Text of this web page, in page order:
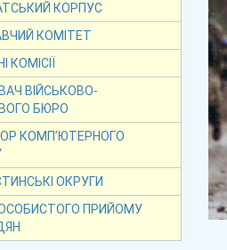
КОРПУС
КОМІТЕТ
КОМІСІЇ
ВІЙСЬКОВО-
БЮРО
КОМП’ЮТЕРНОГО
ОКРУГИ
ОСОБИСТОГО ПРИЙОМУ